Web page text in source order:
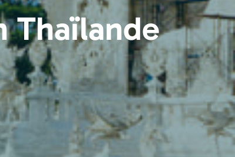
Thaïlande